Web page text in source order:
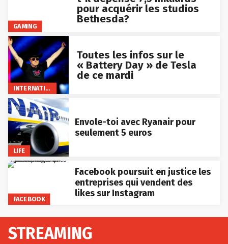
GAMING
pour acquérir les studios
Bethesda?
INTERNATIONAL
Toutes les infos sur le
« Battery Day » de Tesla
de ce mardi
LIFE
Envole-toi avec Ryanair pour
seulement 5 euros
FACEBOOK
Facebook poursuit en justice les
entreprises qui vendent des
likes sur Instagram
STREAMING